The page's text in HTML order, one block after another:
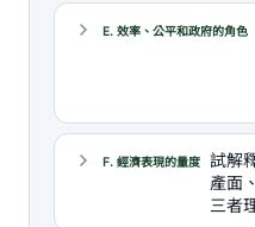
E. 效率、公平和政府的角色
F. 經濟表現的量度
試解
產面
三者